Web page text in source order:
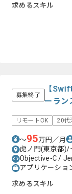
求めるスキル
募集終了
【
ーラン
リモートOK 20代
〜95万円／月
虎ノ門(東京都)/
Objective-C /
アプリケーショ
求めるスキル